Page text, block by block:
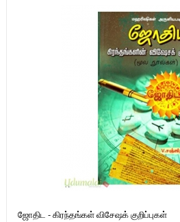
ஜோதிட - கிரந்தங்கள் விசேஷக் குறிப்புகள்